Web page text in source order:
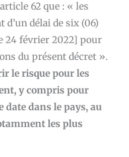
62 que : « les
d’un délai de six (06)
24 février 2022] pour
du présent décret ».
le risque pour les
y compris pour
date dans le pays, au
les plus